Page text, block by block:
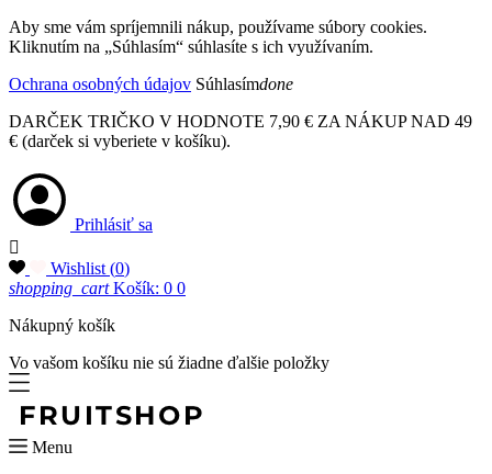
Aby sme vám spríjemnili nákup, používame súbory cookies.
Kliknutím na „Súhlasím“ súhlasíte s ich využívaním.
Ochrana osobných údajov Súhlasímdone
DARČEK TRIČKO V HODNOTE 7,90 € ZA NÁKUP NAD 49
€ (darček si vyberiete v košíku).
Prihlásiť sa

Wishlist (0)
shopping_cart Košík: 0 0
Nákupný košík
Vo vašom košíku nie sú žiadne ďalšie položky
Menu